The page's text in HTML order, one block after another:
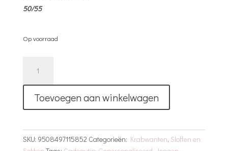
50/55
Op voorraad
Sokken
Setje
|
|
Blauw
Toevoegen aan winkelwagen
SKU: 9508497115852 Categorieën: Krabwanten, Sloffen en